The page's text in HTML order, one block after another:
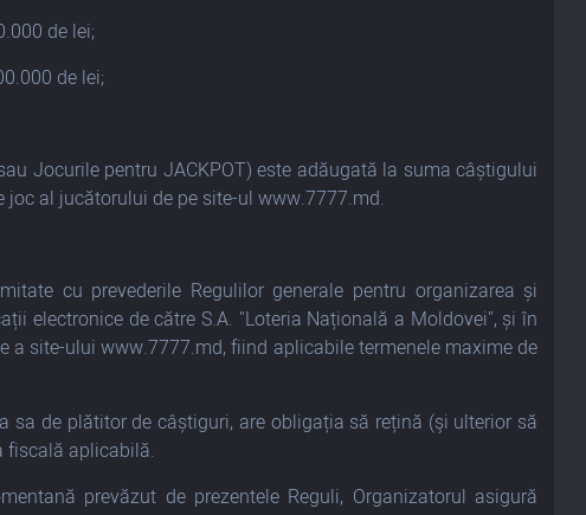
de lei;
de lei;
Jocurile pentru JACKPOT) este adăugată la suma câștigului
al jucătorului de pe site-ul www.7777.md.
cu prevederile Regulilor generale pentru organizarea și
electronice de către S.A. "Loteria Națională a Moldovei", și în
site-ului www.7777.md, fiind aplicabile termenele maxime de
sa de plătitor de câștiguri, are obligația să rețină (şi ulterior să
fiscală aplicabilă.
prevăzut de prezentele Reguli, Organizatorul asigură